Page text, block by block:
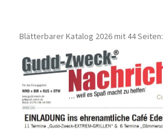
Blätterbarer Katalog 2026 mit 44 Seiten: